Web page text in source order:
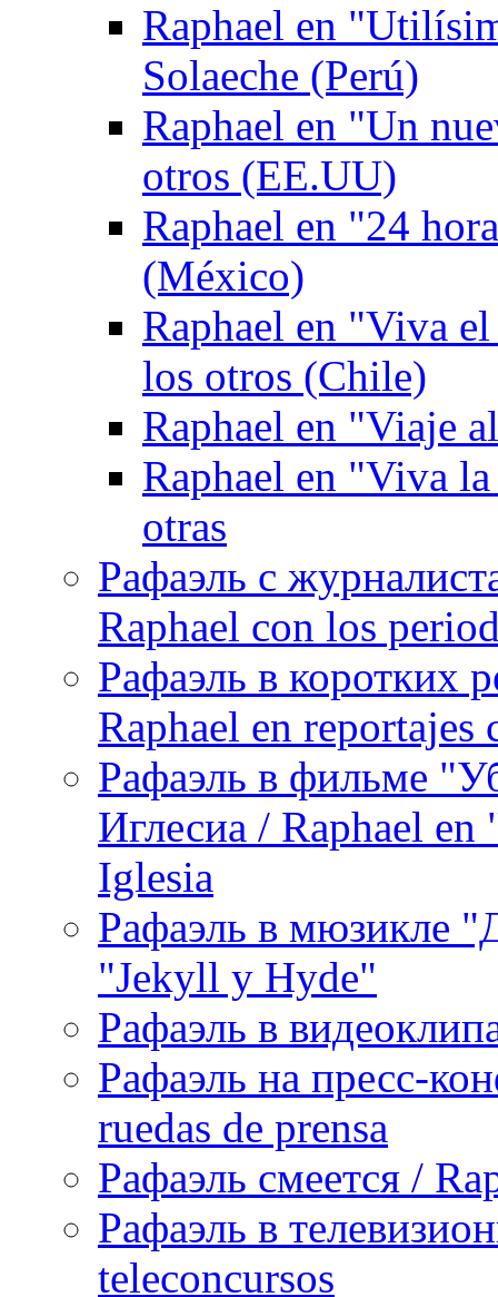
Raphael en
Solaeche (Perú)
Raphael en "Un
otros (EE.UU)
Raphael en "24
(México)
Raphael en "Viva
los otros (Chile)
Raphael en "Viaje
Raphael en "Viva
otras
Рафаэль с
Raphael con los
Рафаэль в коротких
Raphael en reportajes
Рафаэль в фильме
Иглесиа / Raphael
Iglesia
Рафаэль в мюзикле
"Jekyll y Hyde"
Рафаэль в
Рафаэль на пресс-
ruedas de prensa
Рафаэль смеется /
Рафаэль в
teleconcursos